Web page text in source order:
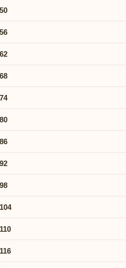
50
56
62
68
74
80
86
92
98
104
110
116